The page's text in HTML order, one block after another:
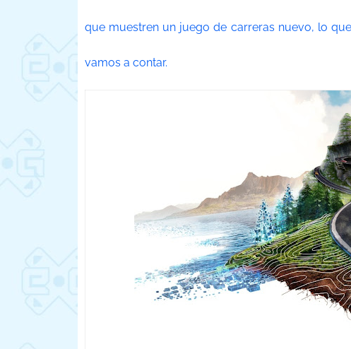
que muestren un juego de carreras nuevo, lo
vamos a contar.